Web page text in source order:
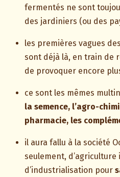
fermentés ne sont
des jardiniers (ou des
les premières vagues des
sont déjà là, en train de
de provoquer encore
ce sont les mêmes
la semence, l’agro-
pharmacie, les
il aura fallu à la société
seulement,
d’industrialisation pour